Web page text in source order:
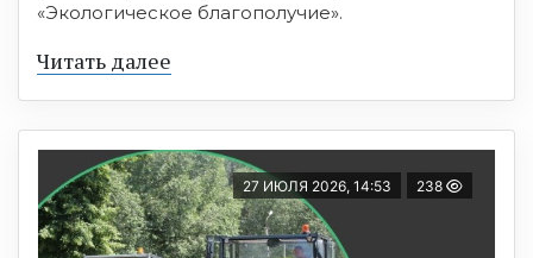
«Экологическое благополучие».
Читать далее
27 ИЮЛЯ 2026, 14:53 238